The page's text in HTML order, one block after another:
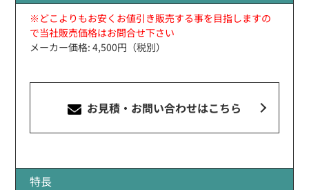
※どこよりもお安くお値引き販売する事を目指しますの
で当社販売価格はお問合せ下さい
メーカー価格: 4,500円（税別）
お見積・お問い合わせはこちら
特長